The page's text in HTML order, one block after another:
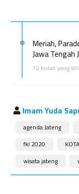
Meriah,
Jawa Tengah
12 bulan yang
Imam Yuda
agenda Jateng
fkl 2020
wisata jateng